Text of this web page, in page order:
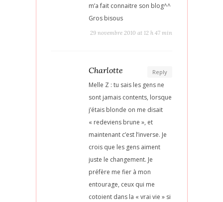
m’a fait connaitre son blog^^
Gros bisous
29 novembre 2010 at 12 h 47 min
Reply
Charlotte
Melle Z : tu sais les gens ne
sont jamais contents, lorsque
j’étais blonde on me disait
« redeviens brune », et
maintenant c’est l’inverse. Je
crois que les gens aiment
juste le changement. Je
préfère me fier à mon
entourage, ceux qui me
cotoient dans la « vrai vie » si